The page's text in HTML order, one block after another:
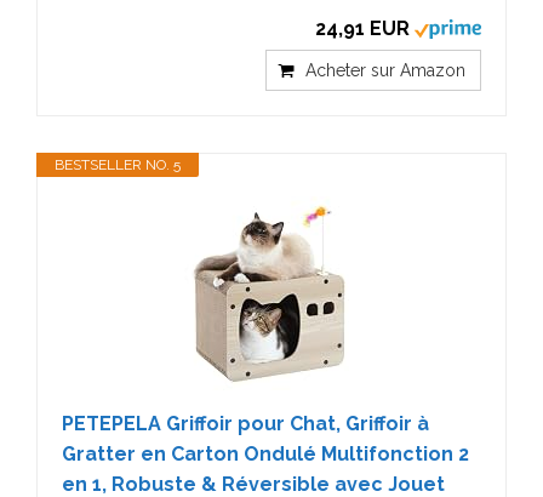
24,91 EUR
Acheter sur Amazon
BESTSELLER NO. 5
PETEPELA Griffoir pour Chat, Griffoir à
Gratter en Carton Ondulé Multifonction 2
en 1, Robuste & Réversible avec Jouet